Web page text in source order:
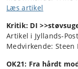
Læs artikel
Kritik: DI
Artikel i Jyllands-
Medvirkende: Steen
OK21: Fra hårdt